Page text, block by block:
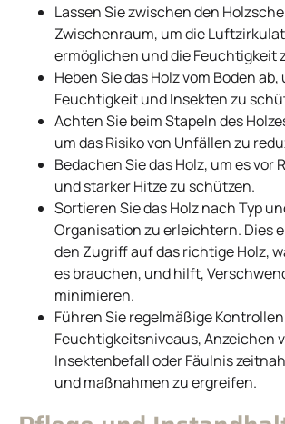
Lassen Sie zwischen den
Zwischenraum, um die
ermöglichen und die Feuchtigkeit
Heben Sie das Holz vom Boden ab,
Feuchtigkeit und Insekten zu
Achten Sie beim Stapeln des
um das Risiko von Unfällen zu
Bedachen Sie das Holz, um es vor
und starker Hitze zu schützen.
Sortieren Sie das Holz nach Typ
Organisation zu erleichtern. Dies
den Zugriff auf das richtige Holz,
es brauchen, und hilft,
minimieren.
Führen Sie regelmäßige
Feuchtigkeitsniveaus, Anzeichen
Insektenbefall oder Fäulnis
und maßnahmen zu ergreifen.